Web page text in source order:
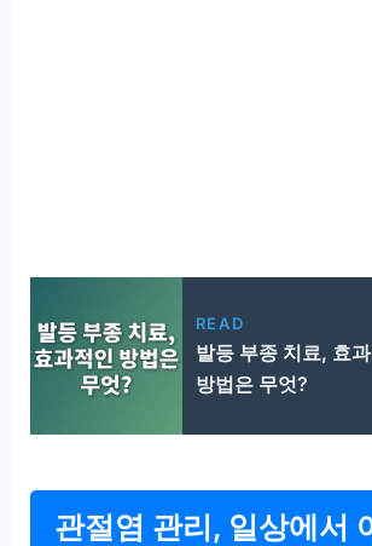
READ
발등 부종 치료, 효
방법은 무엇?
관절염 관리, 일상에서